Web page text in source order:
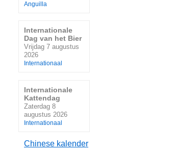
Anguilla
Internationale
Dag van het Bier
Vrijdag 7 augustus
2026
Internationaal
Internationale
Kattendag
Zaterdag 8
augustus 2026
Internationaal
Chinese kalender